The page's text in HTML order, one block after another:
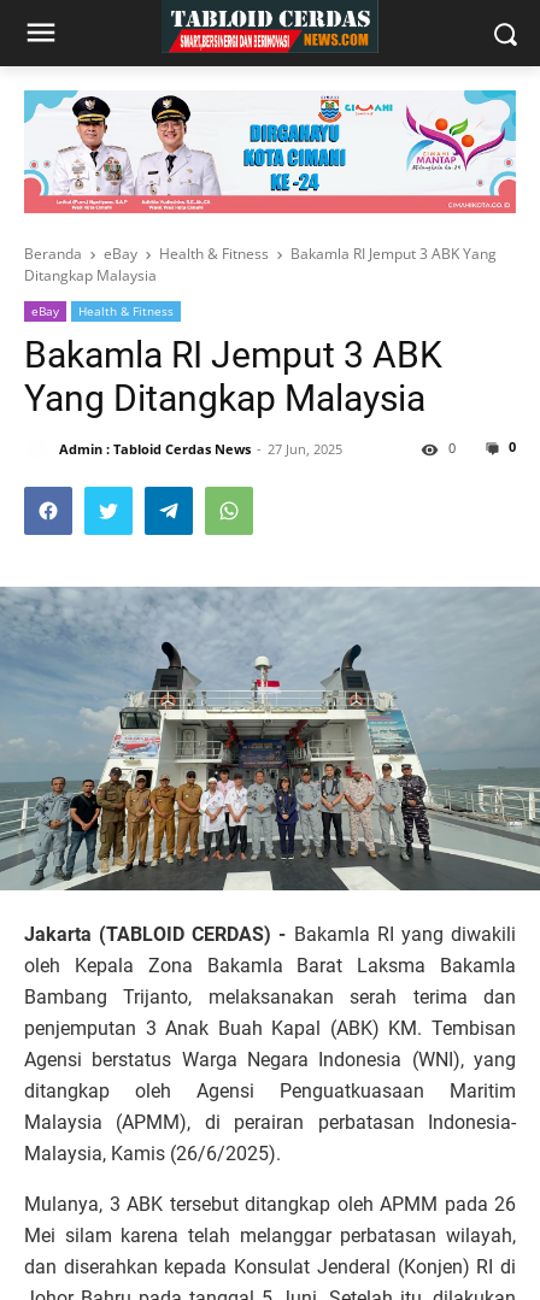
Beranda eBay Health & Fitness
Bakamla RI Jemput 3 ABK Yang
Ditangkap Malaysia
eBay Health & Fitness
Bakamla RI Jemput 3 ABK
Yang Ditangkap Malaysia
Admin : Tabloid Cerdas News 27 Jun, 2025 0
0
Jakarta (TABLOID CERDAS) - Bakamla RI yang diwakili
oleh Kepala Zona Bakamla Barat Laksma Bakamla
Bambang Trijanto, melaksanakan serah terima dan
penjemputan 3 Anak Buah Kapal (ABK) KM. Tembisan
Agensi berstatus Warga Negara Indonesia (WNI), yang
ditangkap oleh Agensi Penguatkuasaan Maritim
Malaysia (APMM), di perairan perbatasan Indonesia-
Malaysia, Kamis (26/6/2025).
Mulanya, 3 ABK tersebut ditangkap oleh APMM pada 26
Mei silam karena telah melanggar perbatasan wilayah,
dan diserahkan kepada Konsulat Jenderal (Konjen) RI di